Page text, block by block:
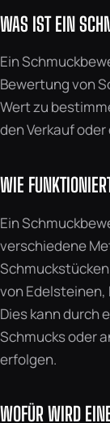
WAS IST EIN
Ein
Bewertung von
Wert zu
den Verkauf
WIE
Ein
verschiedene
von
Dies kann durch
Schmucks oder
erfolgen.
WOFÜR WIRD